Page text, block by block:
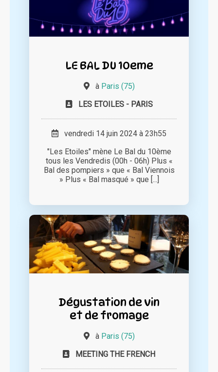
LE BAL DU 10eme
à Paris (75)
LES ETOILES - PARIS
vendredi 14 juin 2024 à 23h55
"Les Etoiles" mène Le Bal du 10ème
tous les Vendredis (00h - 06h) Plus «
Bal des pompiers » que « Bal Viennois
» Plus « Bal masqué » que [...]
Dégustation de vin
et de fromage
à Paris (75)
MEETING THE FRENCH